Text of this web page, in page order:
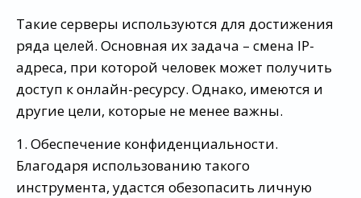
Такие серверы используются для достижения
ряда целей. Основная их задача – смена IP-
адреса, при которой человек может получить
доступ к онлайн-ресурсу. Однако, имеются и
другие цели, которые не менее важны.
1. Обеспечение конфиденциальности.
Благодаря использованию такого
инструмента, удастся обезопасить личную